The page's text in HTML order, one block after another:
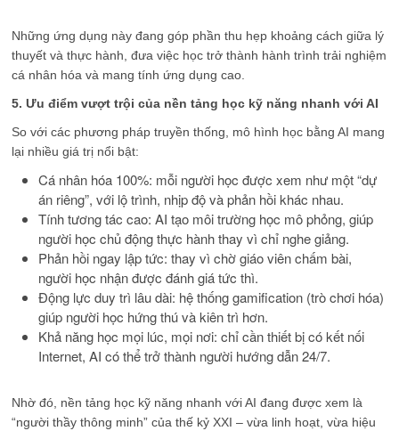
Những ứng dụng này đang góp phần thu hẹp khoảng cách giữa lý
thuyết và thực hành, đưa việc học trở thành hành trình trải nghiệm
cá nhân hóa và mang tính ứng dụng cao.
5. Ưu điểm vượt trội của nền tảng học kỹ năng nhanh với AI
So với các phương pháp truyền thống, mô hình học bằng AI mang
lại nhiều giá trị nổi bật:
Cá nhân hóa 100%: mỗi người học được xem như một “dự
án riêng”, với lộ trình, nhịp độ và phản hồi khác nhau.
Tính tương tác cao: AI tạo môi trường học mô phỏng, giúp
người học chủ động thực hành thay vì chỉ nghe giảng.
Phản hồi ngay lập tức: thay vì chờ giáo viên chấm bài,
người học nhận được đánh giá tức thì.
Động lực duy trì lâu dài: hệ thống gamification (trò chơi hóa)
giúp người học hứng thú và kiên trì hơn.
Khả năng học mọi lúc, mọi nơi: chỉ cần thiết bị có kết nối
Internet, AI có thể trở thành người hướng dẫn 24/7.
Nhờ đó, nền tảng học kỹ năng nhanh với AI đang được xem là
“người thầy thông minh” của thế kỷ XXI – vừa linh hoạt, vừa hiệu